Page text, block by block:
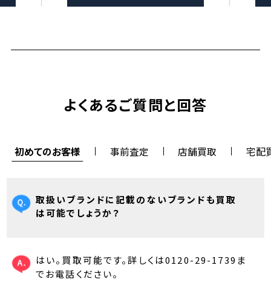
よくあるご質問と回答
初めてのお客様 事前査定 店舗買取 宅配
取扱いブランドに記載のないブランドも買取
は可能でしょうか？
はい。買取可能です。詳しくは0120-29-1739ま
でお電話ください。